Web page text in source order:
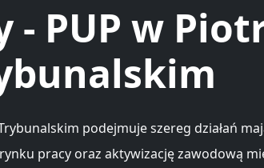
- PUP w
podejmuje szereg działań
pracy oraz aktywizację zawodową